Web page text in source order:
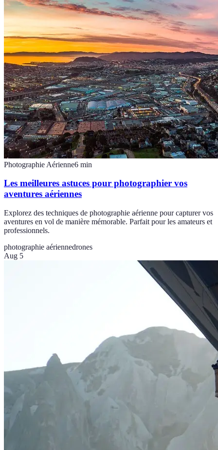
Photographie Aérienne6 min
Les meilleures astuces pour photographier vos
aventures aériennes
Explorez des techniques de photographie aérienne pour capturer vos
aventures en vol de manière mémorable. Parfait pour les amateurs et
professionnels.
photographie aériennedrones
Aug 5